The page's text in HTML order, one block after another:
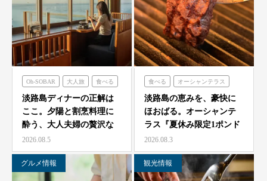
Oh-SOBAR 大人旅 食べる
青海波
淡路島ディナーの正解は
ここ。夕陽と割烹料理に
酔う、大人夫婦の贅沢な
一夜をモダン蕎麦割烹
O…
2026.08.5
食べる オーシャンテラス
淡路島の恵みを、豪快に
ほおばる。オーシャンテ
ラス『夏休み限定1ポンド
ビーフフェア』7月25…
2026.08.3
グルメ情報 観光情報